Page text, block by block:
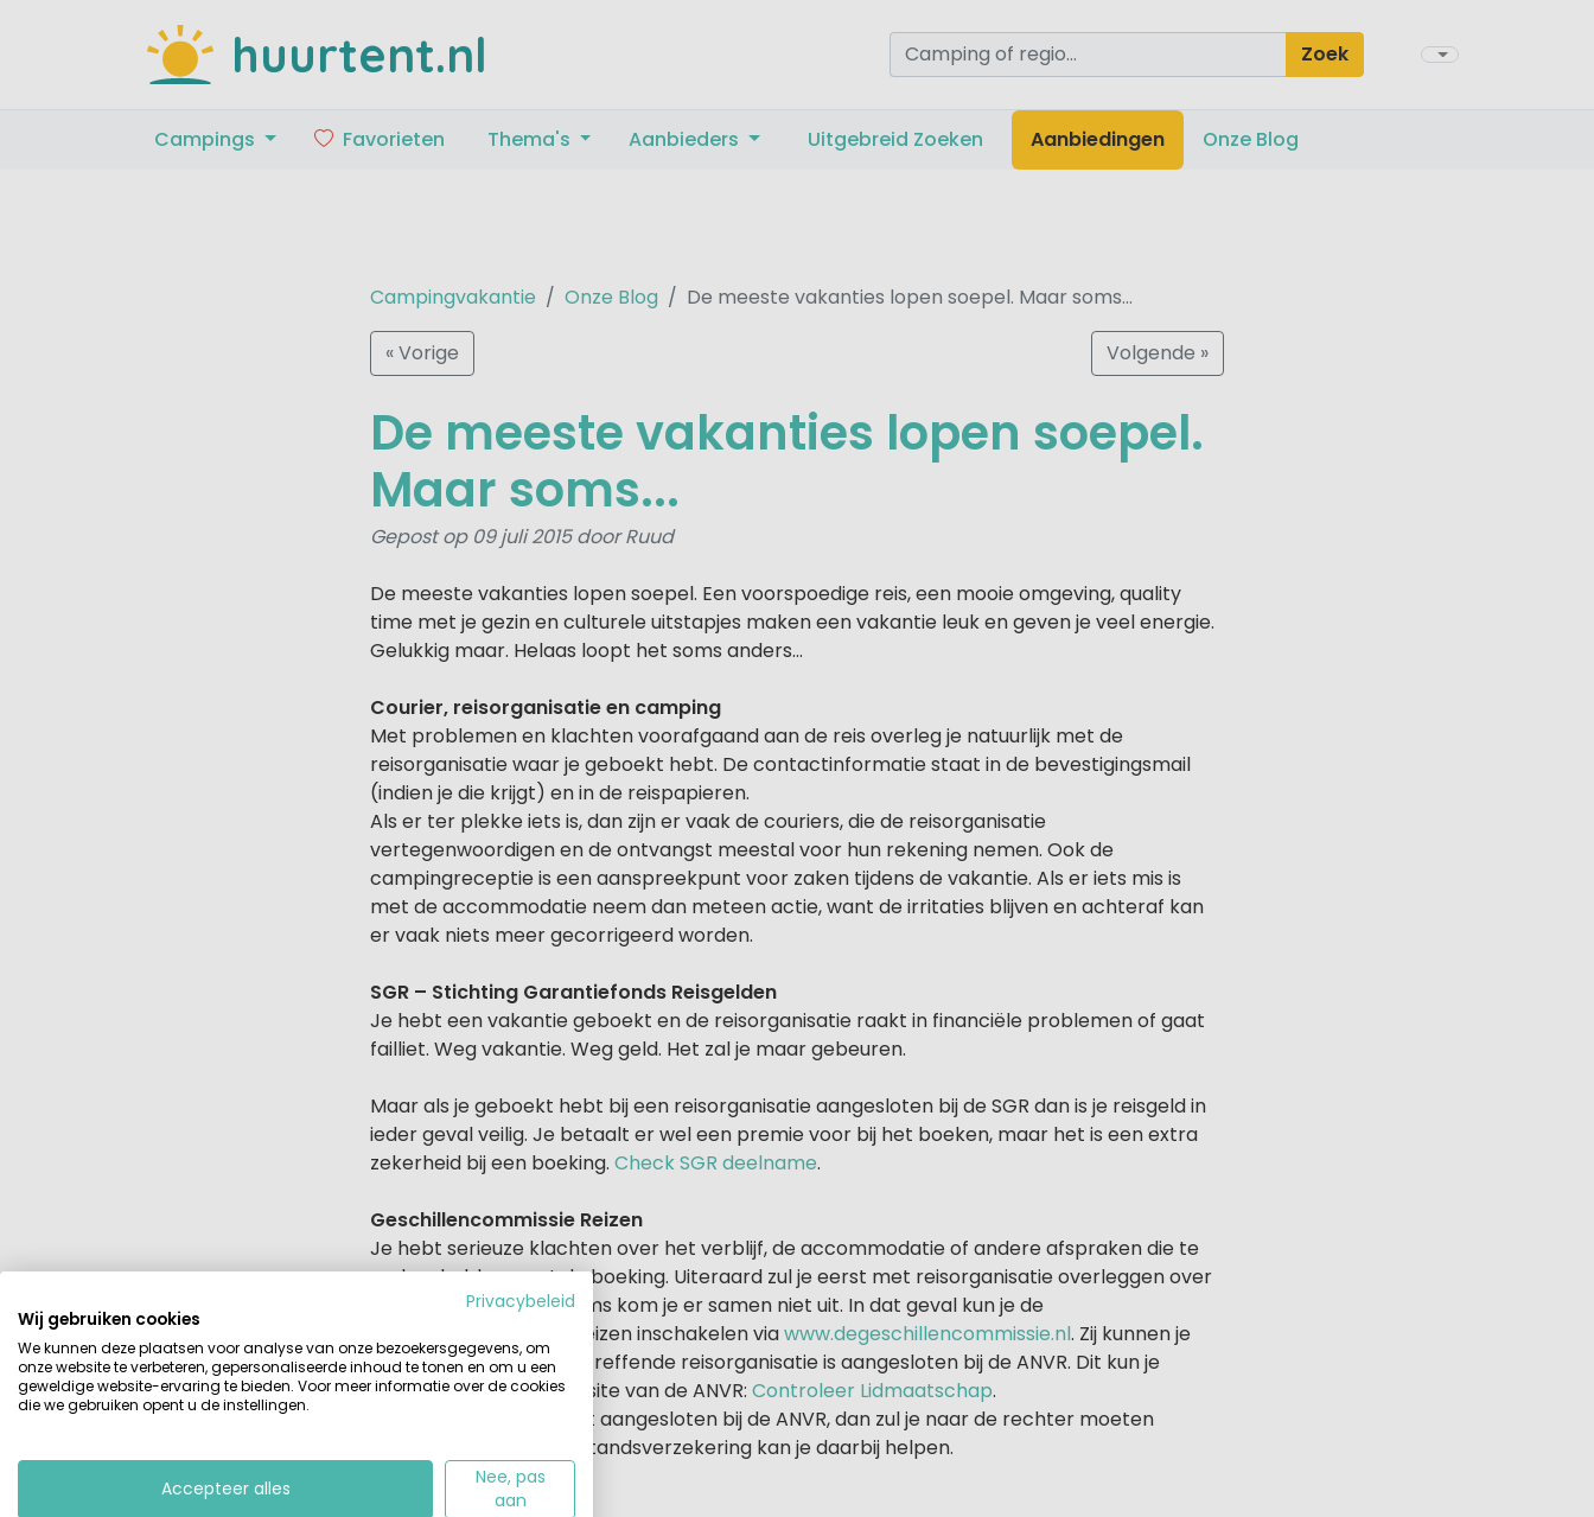
huurtent.nl Zoek
Campings Favorieten Thema's Aanbieders Uitgebreid Zoeken Aanbiedingen Onze Blog
Campingvakantie Onze Blog De meeste vakanties lopen soepel. Maar soms...
« Vorige Volgende »
De meeste vakanties lopen soepel.
Maar soms...
Gepost op 09 juli 2015 door Ruud
De meeste vakanties lopen soepel. Een voorspoedige reis, een mooie omgeving, quality
time met je gezin en culturele uitstapjes maken een vakantie leuk en geven je veel energie.
Gelukkig maar. Helaas loopt het soms anders...
Courier, reisorganisatie en camping
Met problemen en klachten voorafgaand aan de reis overleg je natuurlijk met de
reisorganisatie waar je geboekt hebt. De contactinformatie staat in de bevestigingsmail
(indien je die krijgt) en in de reispapieren.
Als er ter plekke iets is, dan zijn er vaak de couriers, die de reisorganisatie
vertegenwoordigen en de ontvangst meestal voor hun rekening nemen. Ook de
campingreceptie is een aanspreekpunt voor zaken tijdens de vakantie. Als er iets mis is
met de accommodatie neem dan meteen actie, want de irritaties blijven en achteraf kan
er vaak niets meer gecorrigeerd worden.
SGR – Stichting Garantiefonds Reisgelden
Je hebt een vakantie geboekt en de reisorganisatie raakt in financiële problemen of gaat
failliet. Weg vakantie. Weg geld. Het zal je maar gebeuren.
Maar als je geboekt hebt bij een reisorganisatie aangesloten bij de SGR dan is je reisgeld in
ieder geval veilig. Je betaalt er wel een premie voor bij het boeken, maar het is een extra
zekerheid bij een boeking. Check SGR deelname.
Geschillencommissie Reizen
Je hebt serieuze klachten over het verblijf, de accommodatie of andere afspraken die te
maken hebben met de boeking. Uiteraard zul je eerst met reisorganisatie overleggen over
een oplossing, maar soms kom je er samen niet uit. In dat geval kun je de
Geschillencommissie Reizen inschakelen viawww.degeschillencommissie.nl. Zij kunnen je
alleen helpen als de betreffende reisorganisatie is aangesloten bij de ANVR. Dit kun je
controleren via de website van de ANVR: Controleer Lidmaatschap.
Is de reisorganisatie niet aangesloten bij de ANVR, dan zul je naar de rechter moeten
stappen. Een rechtsbijstandsverzekering kan je daarbij helpen.
Privacybeleid
Wij gebruiken cookies
We kunnen deze plaatsen voor analyse van onze bezoekersgegevens, om
onze website te verbeteren, gepersonaliseerde inhoud te tonen en om u een
geweldige website-ervaring te bieden. Voor meer informatie over de cookies
die we gebruiken opent u de instellingen.
Accepteer alles
Nee, pas
aan